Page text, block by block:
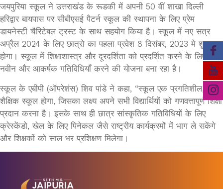
जयपुरिया स्कूल ने उत्तराखंड के रूडकी में अपनी 50 वीं शाखा दिल्ली
हरिद्वार बायपास पर सीबीएसई पैटर्न स्कूल की स्थापना के लिए प्रेम
डायनेस्टी चैरिटेबल ट्रस्ट के साथ सहयोग किया है। स्कूल में नए सत्र
अप्रैल 2024 के लिए छात्रो का पहला प्रवेश 8 दिसंबर, 2023 मे शुरू
होगा। स्कूल में शिक्षाशास्त्र और दूरदर्शिता को प्रदर्शित करने के लिए कई
नवीन और आकर्षक गतिविधियाँ करने की योजना बना रहा है।
स्कूल के एबीपी (ऑपरेशंस) शिव पांडे ने कहा, “स्कूल एक प्रगतिशील, सह-
शैक्षिक स्कूल होगा, जिसका लक्ष्य अपने सभी विद्यार्थियों को गणवत्तापूर्ण शिक्षा
प्रदान करना है। इसके साथ ही छात्र सांस्कृतिक गतिविधियों के लिए
क्रेस्केंडो, खेल के लिए पिनेकल जैसे राष्ट्रीय कार्यक्रमों में भाग ले सकेंगे
और शिक्षकों को साल भर प्रशिक्षण मिलेगा।